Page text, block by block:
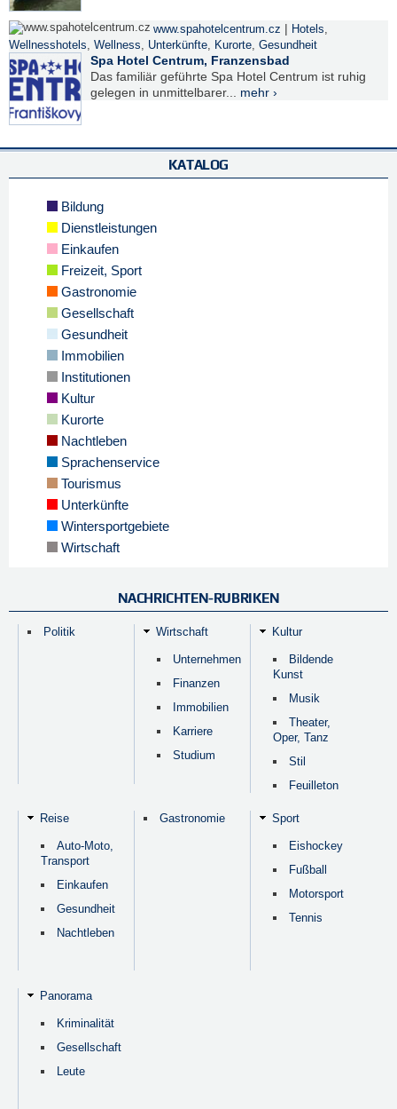
www.spahotelcentrum.cz | Hotels,
Wellnesshotels, Wellness, Unterkünfte, Kurorte, Gesundheit
Spa Hotel Centrum, Franzensbad
Das familiär geführte Spa Hotel Centrum ist ruhig
gelegen in unmittelbarer... mehr ›
KATALOG
Bildung
Dienstleistungen
Einkaufen
Freizeit, Sport
Gastronomie
Gesellschaft
Gesundheit
Immobilien
Institutionen
Kultur
Kurorte
Nachtleben
Sprachenservice
Tourismus
Unterkünfte
Wintersportgebiete
Wirtschaft
NACHRICHTEN-RUBRIKEN
Politik Wirtschaft
Unternehmen
Finanzen
Immobilien
Karriere
Studium
Kultur
Bildende
Kunst
Musik
Theater,
Oper, Tanz
Stil
Feuilleton
Reise
Auto-Moto,
Transport
Einkaufen
Gesundheit
Nachtleben
Gastronomie Sport
Eishockey
Fußball
Motorsport
Tennis
Panorama
Kriminalität
Gesellschaft
Leute